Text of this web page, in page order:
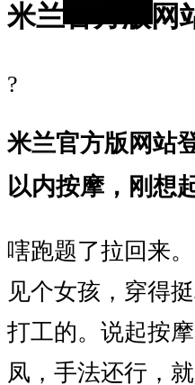
米兰官方版网
?
米兰官方版网站
以内按摩，刚想
嗐跑题了拉回来
见个女孩，穿得
打工的。说起按
凤，手法还行，